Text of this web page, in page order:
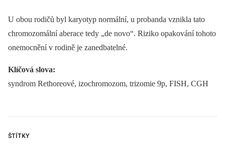
U obou rodičů byl karyotyp normální, u probanda vznikla tato
chromozomální aberace tedy „de novo“. Riziko opakování tohoto
onemocnění v rodině je zanedbatelné.
Klíčová slova:
syndrom Rethoreové, izochromozom, trizomie 9p, FISH, CGH
ŠTÍTKY